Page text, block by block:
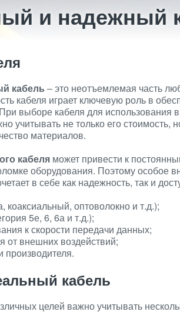
и надежный
кабель – это неотъемлемая часть
кабеля играет ключевую роль в
выборе кабеля для использования
учитывать не только его стоимость,
материалов.
кабеля может привести к
оборудования. Поэтому особое
в себе как надежность, так и
коаксиальный, оптоволокно и т.д.);
5е, 6, 6а и т.д.);
к скорости передачи данных;
от внешних воздействий;
производителя.
кабель
целей важно учитывать